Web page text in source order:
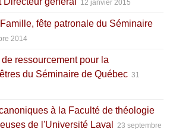
12 janvier 2015
fête patronale du Séminaire
2014
ressourcement pour la
du Séminaire de Québec 31
à la Faculté de théologie
de l'Université Laval
23 septembre